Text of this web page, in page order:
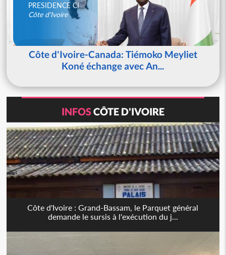
PRESIDENCE CI
Côte d'Ivoire
Côte d'Ivoire-Canada: Tiémoko Meyliet
Koné échange avec An...
INFOSCÔTE D'IVOIRE
Côte d'Ivoire : Grand-Bassam, le Parquet général
demande le sursis à l'exécution du j...